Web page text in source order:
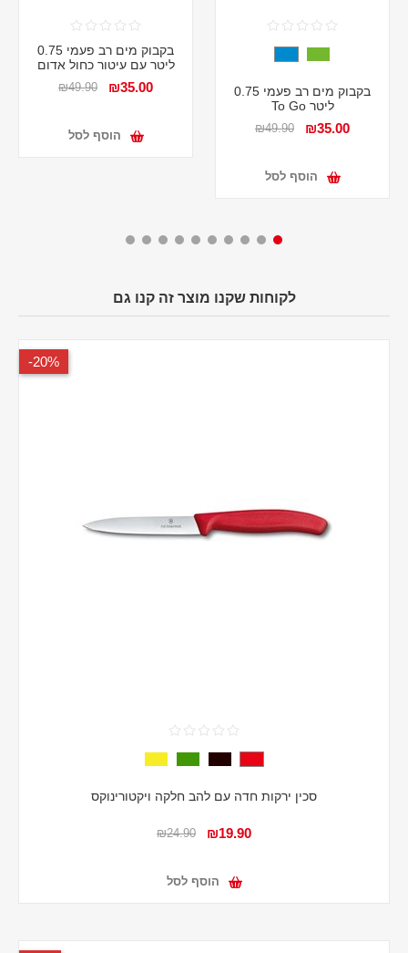
בקבוק מים רב פעמי 0.75
ליטר To Go
₪35.00
₪49.90
הוסף לסל
בקבוק מים רב פעמי 0.75
ליטר עם עיטור כחול אדום
₪35.00
₪49.90
הוסף לסל
לקוחות שקנו מוצר זה קנו גם
20%-
סכין ירקות חדה עם להב חלקה ויקטורינוקס
₪19.90
₪24.90
הוסף לסל